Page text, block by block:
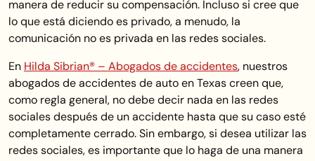
manera de reducir su compensación. Incluso si cree que
lo que está diciendo es privado, a menudo, la
comunicación no es privada en las redes sociales.
En Hilda Sibrian® – Abogados de accidentes, nuestros
abogados de accidentes de auto en Texas creen que,
como regla general, no debe decir nada en las redes
sociales después de un accidente hasta que su caso esté
completamente cerrado. Sin embargo, si desea utilizar las
redes sociales, es importante que lo haga de una manera